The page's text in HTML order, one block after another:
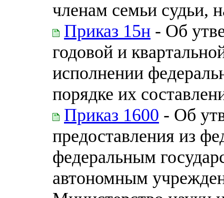
членам семьи судьи,
Приказ 15н - Об
годовой и
исполнении
порядке их
Приказ 1600 - Об
предоставления из
федеральным
автономным